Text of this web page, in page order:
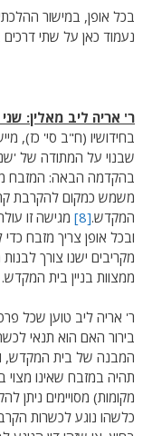
בכל אופן, במישור
נעמוד כאן על שתי דרכים
ר' אריה ליב מאלין:
בחידושיו (ח"ב סי' כז),
שבנוי על המתודה של
בהקדמה הבאה: המזבח
משמש כמקום להקרבת
המקדש.[8]
מגישה זו
ובכל אופן צריך מזבח
מקריבים ישנו צורך
ממצוות בניין בית המקדש.
ר' אריה ליב טוען שכל
בירור האם הוא תנאי
המבנה של בית המקדש,
תהיה במזבח שאינו
מקומות) מסויימים ניתן
כלשהו נוגע לכשרות